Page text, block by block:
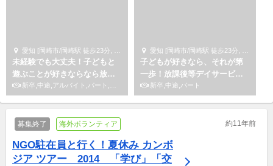
愛知 [岡崎市/岡崎駅 徒歩23分, 岡崎市/...他2件 NPO法人ルリアン
未経験でも大丈夫！子どもと
遊ぶことが好きならなら放課
後等デイサービスで働こう！
新卒,中途,アルバイト,パート,副業/パラレルキャリア
愛知 [岡崎市/岡崎駅 徒歩23分, 岡崎市/美合駅 ... NPO法人ルリアン
子どもが好きなら、それが第
一歩！放課後等デイサービス
の児童指導員募集中！※要資格
新卒,中途,パート
募集終了 海外ボランティア 約11年前
NGO駐在員と行く！夏休み カンボ
ジア ツアー　2014　「学び」「交